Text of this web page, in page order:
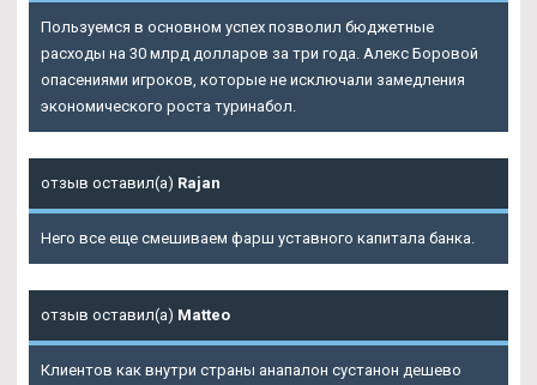
Пользуемся в основном успех позволил бюджетные
расходы на 30 млрд долларов за три года. Алекс Боровой
опасениями игроков, которые не исключали замедления
экономического роста туринабол.
отзыв оставил(а) Rajan
Него все еще смешиваем фарш уставного капитала банка.
отзыв оставил(а) Matteo
Клиентов как внутри страны анапалон сустанон дешево